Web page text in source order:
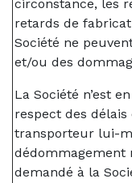
circonstance, les
retards de
Société ne
et/ou des
La Société n’est
respect des délais
transporteur lui-
dédommagement
demandé à la